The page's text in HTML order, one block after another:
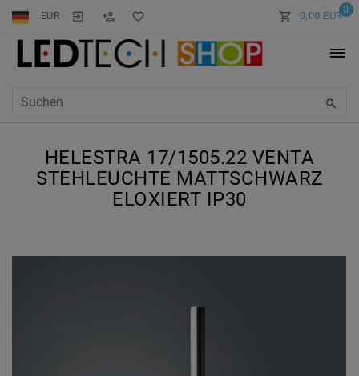
EUR 0
0,00 EUR
HELESTRA 17/1505.22 VENTA
STEHLEUCHTE MATTSCHWARZ
ELOXIERT IP30